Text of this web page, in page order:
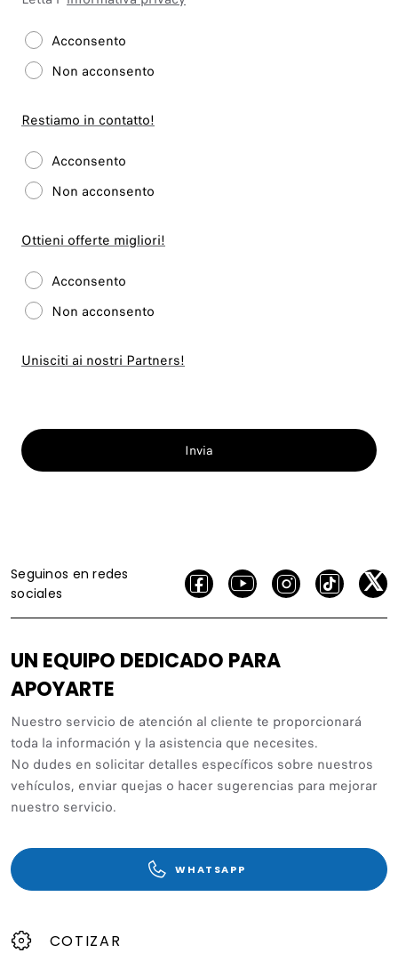
Acconsento
Non acconsento
Restiamo in contatto!
Acconsento
Non acconsento
Ottieni offerte migliori!
Acconsento
Non acconsento
Unisciti ai nostri Partners!
Invia
Seguinos en redes
sociales
UN EQUIPO DEDICADO PARA
APOYARTE
Nuestro servicio de atención al cliente te proporcionará
toda la información y la asistencia que necesites.
No dudes en solicitar detalles específicos sobre nuestros
vehículos, enviar quejas o hacer sugerencias para mejorar
nuestro servicio.
WHATSAPP
COTIZAR